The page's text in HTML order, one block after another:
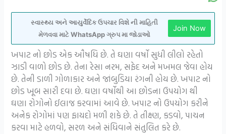
સ્વાસ્થ્ય અને આયુર્વેદિક ઉપચાર વિશે ની માહિતી
મેળવવા માટે WhatsApp ગ્રુપ મા જોડાઓ
Join Now
ખપાટ નો છોડ એક ઔષધિ છે. તે ઘણા વર્ષો સુધી લીલો રહેતો
ઝાડી વાળો છોડ છે. તેના રેસા નરમ, સફેદ અને મખમલ જેવા હોય
છે. તેની ડાળી ગોળાકાર અને જાંબુડિયા રંગની હોય છે. ખપાટ નો
છોડ ખૂબ સારી દવા છે. ઘણા વર્ષોથી આ છોડના ઉપયોગ થી
ઘણા રોગોનો ઈલાજ કરવામાં આવે છે. ખપાટ નો ઉપયોગ કરીને
અનેક રોગોમાં પણ ફાયદો મળી શકે છે. તે તીક્ષ્ણ, કડવો, પાચન
કરવા માટે હળવો, સરળ અને સંધિવાને સંતુલિત કરે છે.